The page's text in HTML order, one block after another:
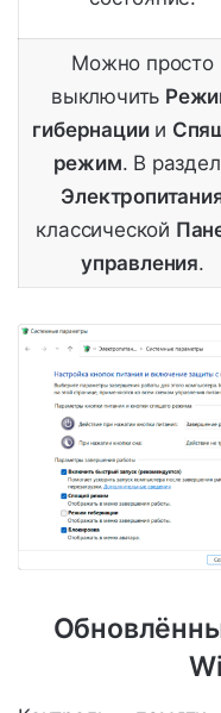
Можно просто
выключить
гибернациии
режим. В
классической
управления.